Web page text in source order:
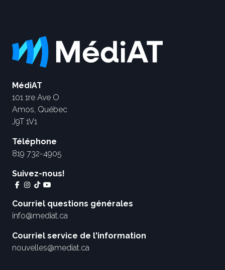
MédiAT
101 1re Ave O
Amos, Québec
J9T 1V1
Téléphone
819 732-4905
Suivez-nous!
Courriel questions générales
info@mediat.ca
Courriel service de l'information
nouvelles@mediat.ca